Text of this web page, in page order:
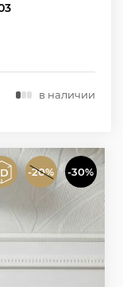
в наличии
-20% -30%